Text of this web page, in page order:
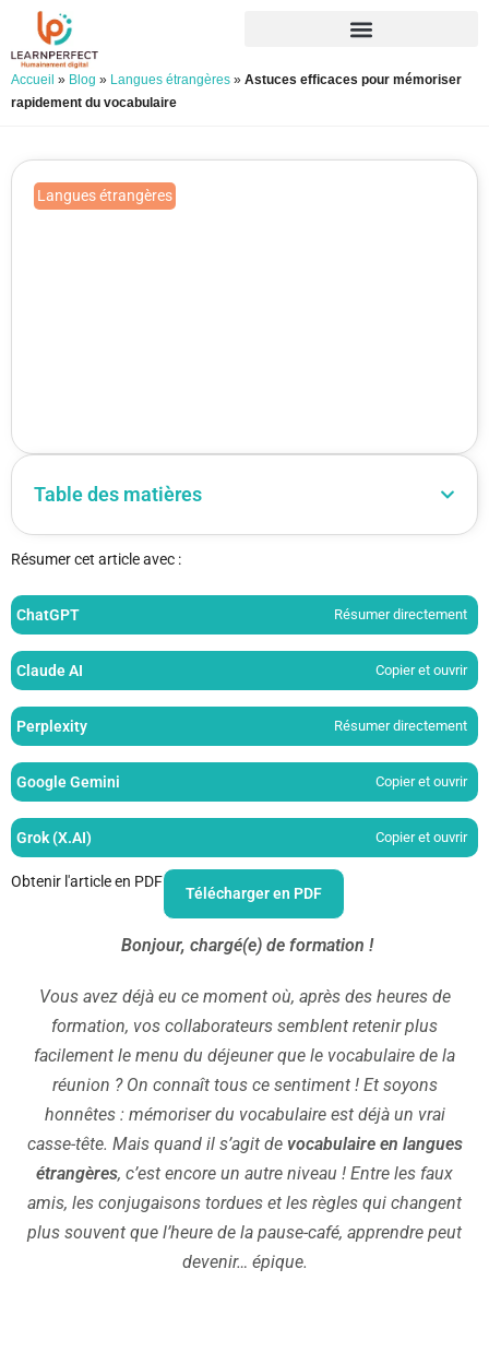
Accueil » Blog » Langues étrangères » Astuces efficaces pour mémoriser
rapidement du vocabulaire
Langues étrangères
Table des matières
Résumer cet article avec :
ChatGPT Résumer directement
Claude AI Copier et ouvrir
Perplexity Résumer directement
Google Gemini Copier et ouvrir
Grok (X.AI) Copier et ouvrir
Obtenir l'article en PDF
Télécharger en PDF
Bonjour, chargé(e) de formation !
Vous avez déjà eu ce moment où, après des heures de
formation, vos collaborateurs semblent retenir plus
facilement le menu du déjeuner que le vocabulaire de la
réunion ? On connaît tous ce sentiment ! Et soyons
honnêtes : mémoriser du vocabulaire est déjà un vrai
casse-tête. Mais quand il s’agit de vocabulaire en langues
étrangères, c’est encore un autre niveau ! Entre les faux
amis, les conjugaisons tordues et les règles qui changent
plus souvent que l’heure de la pause-café, apprendre peut
devenir… épique.